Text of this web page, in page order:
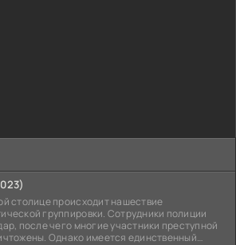
столице происходит нашествие
группировки. Сотрудники полиции
после чего многие участники преступной
Однако имеется единственный